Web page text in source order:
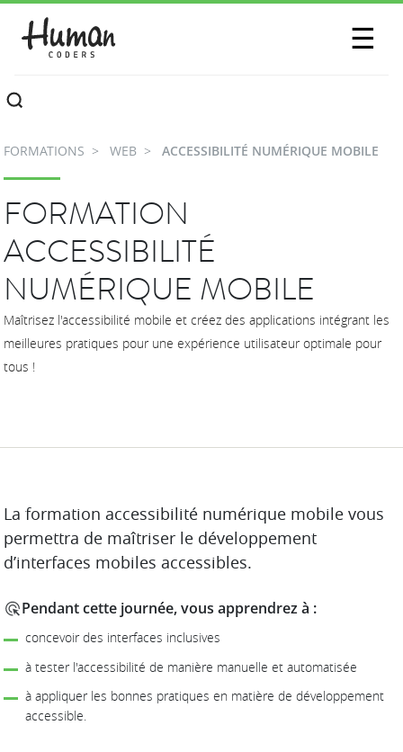
☰
CONTACTEZ-NOUS
FORMATIONS WEB ACCESSIBILITÉ NUMÉRIQUE MOBILE
FORMATION
ACCESSIBILITÉ
NUMÉRIQUE MOBILE
Maîtrisez l'accessibilité mobile et créez des applications intégrant les
meilleures pratiques pour une expérience utilisateur optimale pour
tous !
DESCRIPTION
La formation accessibilité numérique mobile vous
permettra de maîtriser le développement
d’interfaces mobiles accessibles.
Pendant cette journée, vous apprendrez à :
concevoir des interfaces inclusives
à tester l'accessibilité de manière manuelle et automatisée
à appliquer les bonnes pratiques en matière de développement
accessible.